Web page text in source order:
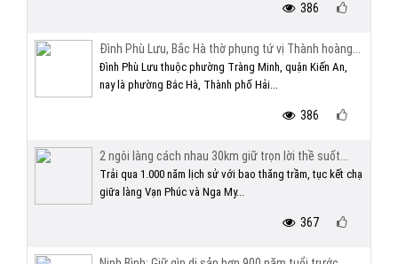
386
Đình Phù Lưu, Bắc Hà thờ phụng tứ vị Thành hoàng...
Đình Phù Lưu thuộc phường Tràng Minh, quận Kiến An,
nay là phường Bắc Hà, Thành phố Hải...
386
2 ngôi làng cách nhau 30km giữ trọn lời thề suốt...
Trải qua 1.000 năm lịch sử với bao thăng trầm, tục kết chạ
giữa làng Vạn Phúc và Nga My...
367